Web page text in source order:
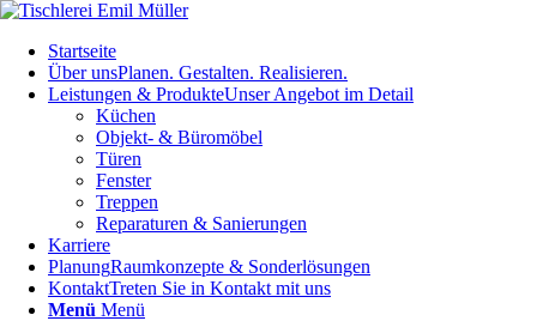
Startseite
Über unsPlanen. Gestalten. Realisieren.
Leistungen & ProdukteUnser Angebot im Detail
Küchen
Objekt- & Büromöbel
Türen
Fenster
Treppen
Reparaturen & Sanierungen
Karriere
PlanungRaumkonzepte & Sonderlösungen
KontaktTreten Sie in Kontakt mit uns
Menü Menü